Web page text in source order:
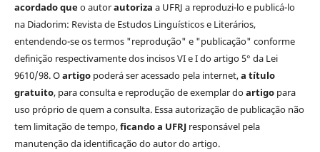
acordado queo autorautoriza a UFRJ a reproduzi-lo e publicá-lo
na Diadorim: Revista de Estudos Linguísticos e Literários,
entendendo-se os termos "reprodução" e "publicação" conforme
definição respectivamente dos incisos VI e I do artigo 5° da Lei
9610/98. Oartigopoderá ser acessado pela internet,a título
gratuito, para consulta e reprodução de exemplar doartigopara
uso próprio de quem a consulta. Essa autorização de publicação não
tem limitação de tempo,ficando a UFRJresponsável pela
manutenção da identificação do autor do artigo.